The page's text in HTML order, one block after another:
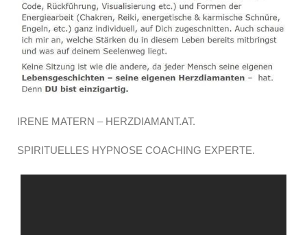
IRENE MATERN – HERZDIAMANT.AT.
SPIRITUELLES HYPNOSE COACHING EXPERTE.